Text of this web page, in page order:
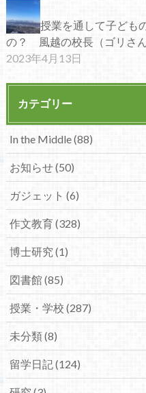
授業を通して子ども
の？ 風越の校長（ゴリさん
2023年4月13日
カテゴリー
In the Middle (88)
お知らせ (50)
ガジェット (6)
作文教育 (328)
博士研究 (1)
図書館 (85)
授業・学校 (287)
未分類 (8)
留学日記 (124)